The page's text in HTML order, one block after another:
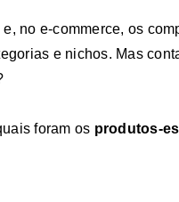
no e-commerce, os
e nichos. Mas
foram os produtos-